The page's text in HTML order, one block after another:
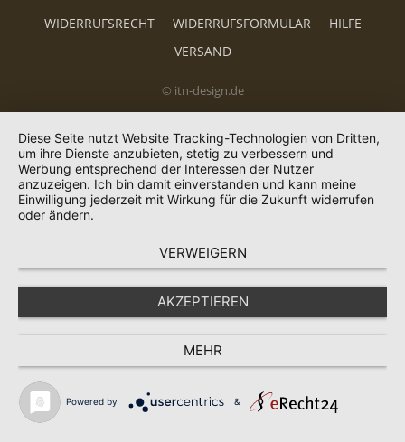
WIDERRUFSRECHT
WIDERRUFSFORMULAR
HILFE
VERSAND
© itn-design.de
Diese Seite nutzt Website Tracking-Technologien von Dritten,
um ihre Dienste anzubieten, stetig zu verbessern und
Werbung entsprechend der Interessen der Nutzer
anzuzeigen. Ich bin damit einverstanden und kann meine
Einwilligung jederzeit mit Wirkung für die Zukunft widerrufen
oder ändern.
VERWEIGERN
AKZEPTIEREN
MEHR
Powered by &